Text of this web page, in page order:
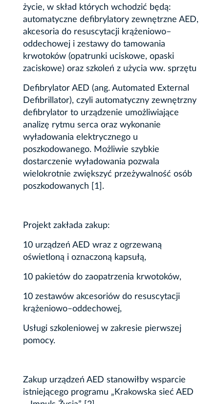
życie, w skład których wchodzić będą:
automatyczne defibrylatory zewnętrzne AED,
akcesoria do resuscytacji krążeniowo–
oddechowej i zestawy do tamowania
krwotoków (opatrunki uciskowe, opaski
zaciskowe) oraz szkoleń z użycia ww. sprzętu
Defibrylator AED (ang. Automated External
Defibrillator), czyli automatyczny zewnętrzny
defibrylator to urządzenie umożliwiające
analizę rytmu serca oraz wykonanie
wyładowania elektrycznego u
poszkodowanego. Możliwie szybkie
dostarczenie wyładowania pozwala
wielokrotnie zwiększyć przeżywalność osób
poszkodowanych [1].
Projekt zakłada zakup:
10 urządzeń AED wraz z ogrzewaną
oświetloną i oznaczoną kapsułą,
10 pakietów do zaopatrzenia krwotoków,
10 zestawów akcesoriów do resuscytacji
krążeniowo–oddechowej,
Usługi szkoleniowej w zakresie pierwszej
pomocy.
Zakup urządzeń AED stanowiłby wsparcie
istniejącego programu „Krakowska sieć AED